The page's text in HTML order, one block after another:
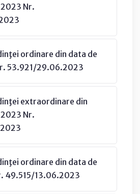
Nr.
ordinare din data de
53.921/29.06.2023
extraordinare din
Nr.
ordinare din data de
49.515/13.06.2023